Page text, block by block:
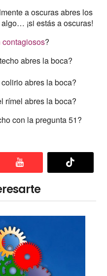
a oscuras abres los
¡si estás a oscuras!
?
abres la boca?
abres la boca?
rímel abres la boca?
con la pregunta 51?